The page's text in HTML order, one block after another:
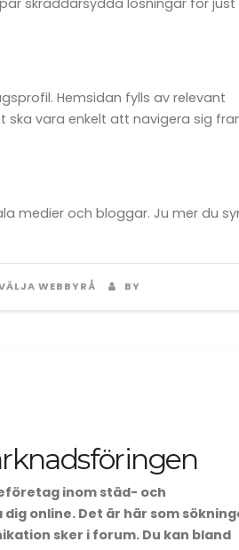
skräddarsydda lösningar för just
Hemsidan fylls av relevant
ska vara enkelt att navigera sig
medier och bloggar. Ju mer du
WEBBYRÅ BY
inom städ- och
online. Det är här som
sker i forum. Du kan bland